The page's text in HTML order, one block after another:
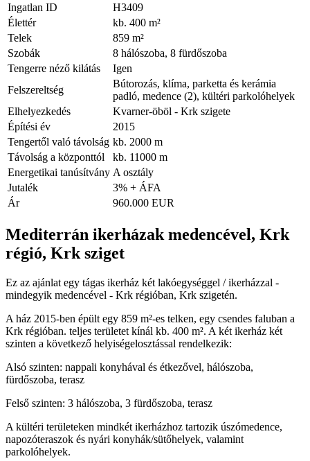
Ingatlan ID
H3409
Élettér
kb. 400 m²
Telek
859 m²
Szobák
8 hálószoba, 8 fürdőszoba
Tengerre néző kilátás
Igen
Felszereltség
Bútorozás, klíma, parketta és kerámia
padló, medence (2), kültéri parkolóhelyek
Elhelyezkedés
Kvarner-öböl - Krk szigete
Építési év
2015
Tengertől való távolság kb. 2000 m
Távolság a központtól
kb. 11000 m
Energetikai tanúsítvány A osztály
Jutalék
3% + ÁFA
Ár
960.000 EUR
Mediterrán ikerházak medencével, Krk
régió, Krk sziget
Ez az ajánlat egy tágas ikerház két lakóegységgel / ikerházzal -
mindegyik medencével - Krk régióban, Krk szigetén.
A ház 2015-ben épült egy 859 m²-es telken, egy csendes faluban a
Krk régióban. teljes területet kínál kb. 400 m². A két ikerház két
szinten a következő helyiségelosztással rendelkezik:
Alsó szinten: nappali konyhával és étkezővel, hálószoba,
fürdőszoba, terasz
Felső szinten: 3 hálószoba, 3 fürdőszoba, terasz
A kültéri területeken mindkét ikerházhoz tartozik úszómedence,
napozóteraszok és nyári konyhák/sütőhelyek, valamint
parkolóhelyek.